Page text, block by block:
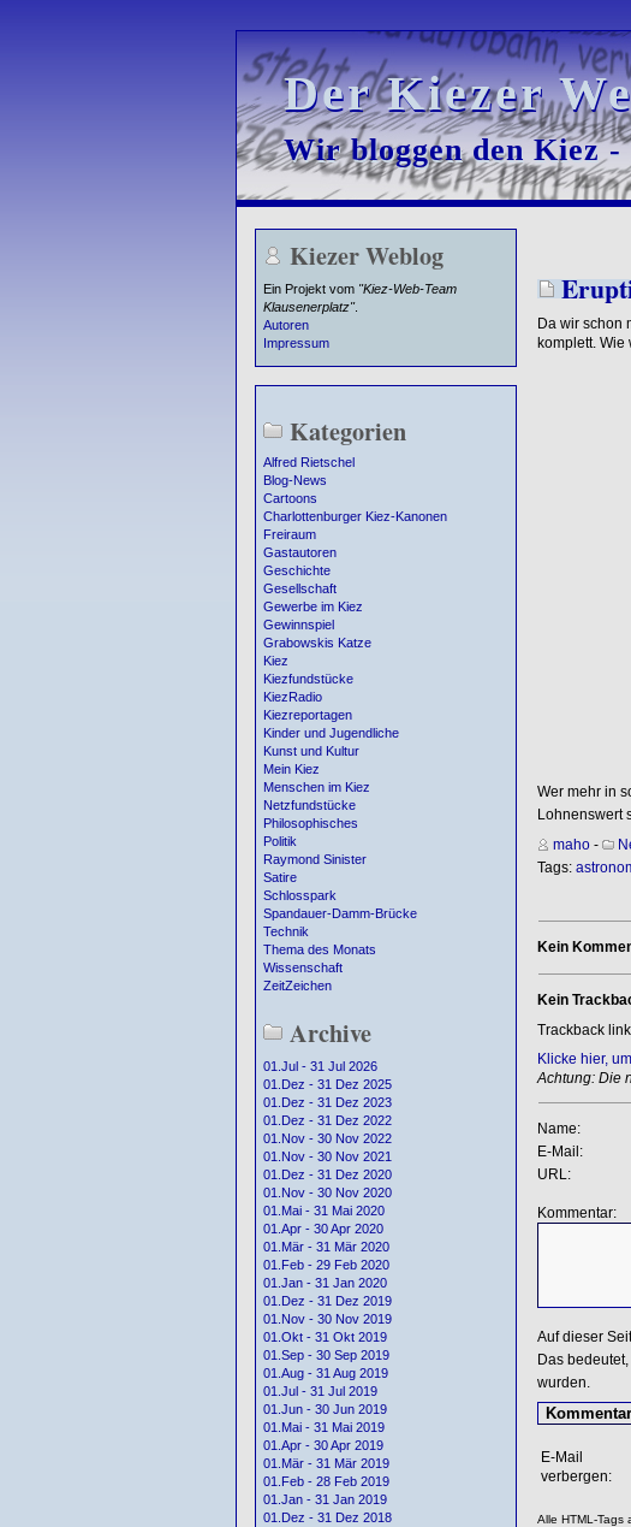
Der Kiezer
Der Kiezer
Wir bloggen den Kiez
Wir bloggen den Kiez
Kiezer Weblog
Ein Projekt vom "Kiez-Web-Team
Klausenerplatz".
Autoren
Impressum
Kategorien
Alfred Rietschel
Blog-News
Cartoons
Charlottenburger Kiez-Kanonen
Freiraum
Gastautoren
Geschichte
Gesellschaft
Gewerbe im Kiez
Gewinnspiel
Grabowskis Katze
Kiez
Kiezfundstücke
KiezRadio
Kiezreportagen
Kinder und Jugendliche
Kunst und Kultur
Mein Kiez
Menschen im Kiez
Netzfundstücke
Philosophisches
Politik
Raymond Sinister
Satire
Schlosspark
Spandauer-Damm-Brücke
Technik
Thema des Monats
Wissenschaft
ZeitZeichen
Archive
01.Jul - 31 Jul 2026
01.Dez - 31 Dez 2025
01.Dez - 31 Dez 2023
01.Dez - 31 Dez 2022
01.Nov - 30 Nov 2022
01.Nov - 30 Nov 2021
01.Dez - 31 Dez 2020
01.Nov - 30 Nov 2020
01.Mai - 31 Mai 2020
01.Apr - 30 Apr 2020
01.Mär - 31 Mär 2020
01.Feb - 29 Feb 2020
01.Jan - 31 Jan 2020
01.Dez - 31 Dez 2019
01.Nov - 30 Nov 2019
01.Okt - 31 Okt 2019
01.Sep - 30 Sep 2019
01.Aug - 31 Aug 2019
01.Jul - 31 Jul 2019
01.Jun - 30 Jun 2019
01.Mai - 31 Mai 2019
01.Apr - 30 Apr 2019
01.Mär - 31 Mär 2019
01.Feb - 28 Feb 2019
01.Jan - 31 Jan 2019
01.Dez - 31 Dez 2018
Da wir schon
komplett. Wie
Wer mehr in
Lohnenswert
maho-
Tags:
Kein
Kein
Trackback
Klicke hier,
Achtung: Die
Name:
E-Mail:
URL:
Kommentar:
Auf dieser
Das
wurden.
E-Mail
verbergen:
Alle HTML-Tags